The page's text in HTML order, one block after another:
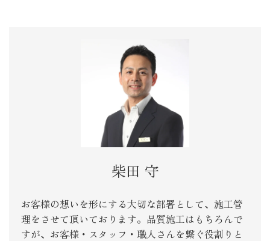
柴田 守
お客様の想いを形にする大切な部署として、施工管
理をさせて頂いております。品質施工はもちろんで
すが、お客様・スタッフ・職人さんを繋ぐ役割りと